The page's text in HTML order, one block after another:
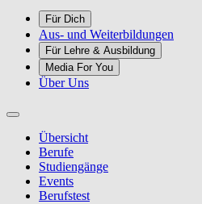
Für Dich
Aus- und Weiterbildungen
Für Lehre & Ausbildung
Media For You
Über Uns
Übersicht
Berufe
Studiengänge
Events
Berufstest